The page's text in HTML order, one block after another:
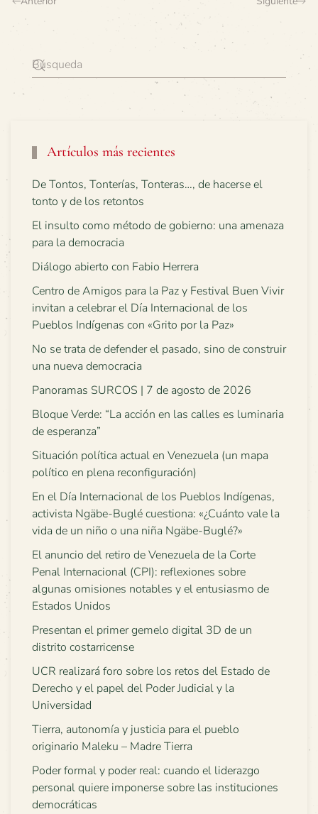
Artículos más recientes
De Tontos, Tonterías, Tonteras…, de hacerse el
tonto y de los retontos
El insulto como método de gobierno: una amenaza
para la democracia
Diálogo abierto con Fabio Herrera
Centro de Amigos para la Paz y Festival Buen Vivir
invitan a celebrar el Día Internacional de los
Pueblos Indígenas con «Grito por la Paz»
No se trata de defender el pasado, sino de construir
una nueva democracia
Panoramas SURCOS | 7 de agosto de 2026
Bloque Verde: “La acción en las calles es luminaria
de esperanza”
Situación política actual en Venezuela (un mapa
político en plena reconfiguración)
En el Día Internacional de los Pueblos Indígenas,
activista Ngäbe-Buglé cuestiona: «¿Cuánto vale la
vida de un niño o una niña Ngäbe-Buglé?»
El anuncio del retiro de Venezuela de la Corte
Penal Internacional (CPI): reflexiones sobre
algunas omisiones notables y el entusiasmo de
Estados Unidos
Presentan el primer gemelo digital 3D de un
distrito costarricense
UCR realizará foro sobre los retos del Estado de
Derecho y el papel del Poder Judicial y la
Universidad
Tierra, autonomía y justicia para el pueblo
originario Maleku – Madre Tierra
Poder formal y poder real: cuando el liderazgo
personal quiere imponerse sobre las instituciones
democráticas